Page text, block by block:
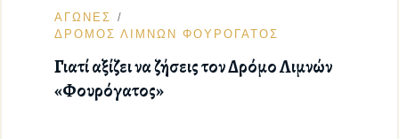
ΑΓΩΝΕΣ
ΔΡΟΜΟΣ ΛΙΜΝΩΝ ΦΟΥΡΟΓΑΤΟΣ
Γιατί αξίζει να ζήσεις τον Δρόμο Λιμνών
«Φουρόγατος»